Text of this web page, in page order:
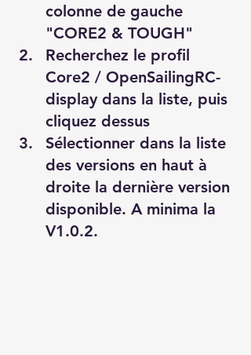
colonne de gauche
"CORE2 & TOUGH"
Recherchez le profil
Core2 / OpenSailingRC-
display dans la liste, puis
cliquez dessus
Sélectionner dans la liste
des versions en haut à
droite la dernière version
disponible. A minima la
V1.0.2.